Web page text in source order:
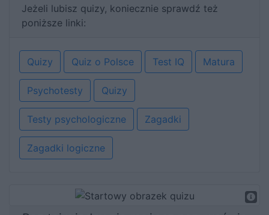
Jeżeli lubisz quizy, koniecznie sprawdź też
poniższe linki:
Quizy Quiz o Polsce Test IQ Matura
Psychotesty Quizy
Testy psychologiczne Zagadki
Zagadki logiczne